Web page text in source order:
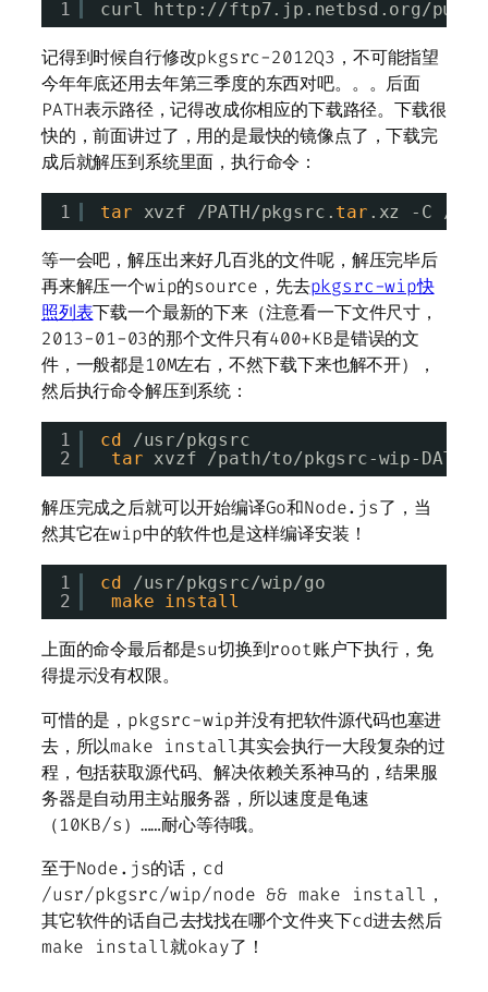
1 curl http: //ftp7.jp.netbsd.org /pub/
记得到时候自行修改pkgsrc-2012Q3，不可能指望
今年年底还用去年第三季度的东西对吧。。。后面
PATH表示路径，记得改成你相应的下载路径。下载很
快的，前面讲过了，用的是最快的镜像点了，下载完
成后就解压到系统里面，执行命令：
1 tar xvzf /PATH/pkgsrc . tar .xz -C /usr
等一会吧，解压出来好几百兆的文件呢，解压完毕后
再来解压一个wip的source，先去pkgsrc-wip快
照列表下载一个最新的下来（注意看一下文件尺寸，
2013-01-03的那个文件只有400+KB是错误的文
件，一般都是10M左右，不然下载下来也解不开），
然后执行命令解压到系统：
1
2
cd
/usr/pkgsrc
tar xvzf /path/to/pkgsrc-wip-
解压完成之后就可以开始编译Go和Node.js了，当
然其它在wip中的软件也是这样编译安装！
1
2
cd
/usr/pkgsrc/wip/go
make install
上面的命令最后都是su切换到root账户下执行，免
得提示没有权限。
可惜的是，pkgsrc-wip并没有把软件源代码也塞进
去，所以make install其实会执行一大段复杂的过
程，包括获取源代码、解决依赖关系神马的，结果服
务器是自动用主站服务器，所以速度是龟速
（10KB/s）……耐心等待哦。
至于Node.js的话，cd
/usr/pkgsrc/wip/node && make install，
其它软件的话自己去找找在哪个文件夹下cd进去然后
make install就okay了！